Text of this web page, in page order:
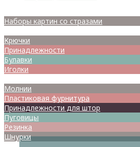
Наборы картин со стразами
Крючки
Принадлежности
Булавки
Иголки
Молнии
Пластиковая фурнитура
Принадлежности для штор
Пуговицы
Резинка
Шнурки